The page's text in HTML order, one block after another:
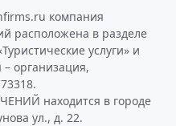
компания
расположена в разделе
услуги» и
организация,
находится в городе
ул., д. 22.